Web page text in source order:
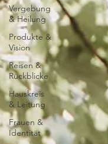
Vergebung
& Heilung
Produkte &
Vision
Reisen &
Rückblicke
Hauskreis
& Leitung
Frauen &
Identität